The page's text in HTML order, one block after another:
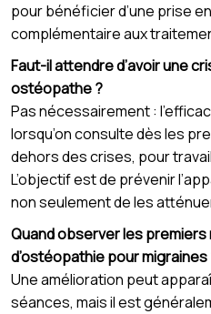
pour bénéficier d’une prise
complémentaire aux
Faut-il attendre d’avoir une
ostéopathe ?
Pas nécessairement :
lorsqu’on consulte dès les
dehors des crises, pour
L’objectif est de prévenir
non seulement de les
Quand observer les
d’ostéopathie pour migraines
Une amélioration peut
séances, mais il est